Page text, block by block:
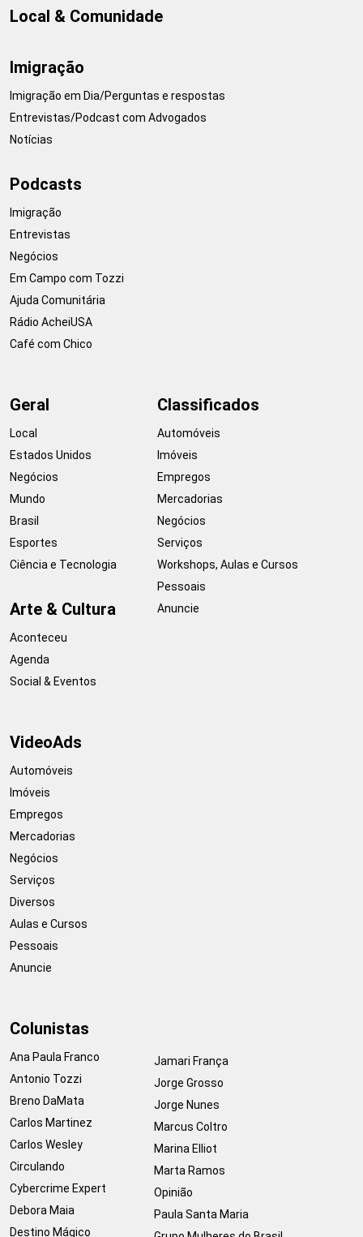
Local & Comunidade
Imigração
Imigração em Dia/Perguntas e respostas
Entrevistas/Podcast com Advogados
Notícias
Podcasts
Imigração
Entrevistas
Negócios
Em Campo com Tozzi
Ajuda Comunitária
Rádio AcheiUSA
Café com Chico
Geral
Local
Estados Unidos
Negócios
Mundo
Brasil
Esportes
Ciência e Tecnologia
Arte & Cultura
Aconteceu
Agenda
Social & Eventos
Classificados
Automóveis
Imóveis
Empregos
Mercadorias
Negócios
Serviços
Workshops, Aulas e Cursos
Pessoais
Anuncie
VideoAds
Automóveis
Imóveis
Empregos
Mercadorias
Negócios
Serviços
Diversos
Aulas e Cursos
Pessoais
Anuncie
Colunistas
Ana Paula Franco
Antonio Tozzi
Breno DaMata
Carlos Martinez
Carlos Wesley
Circulando
Cybercrime Expert
Debora Maia
Destino Mágico
Jamari França
Jorge Grosso
Jorge Nunes
Marcus Coltro
Marina Elliot
Marta Ramos
Opinião
Paula Santa Maria